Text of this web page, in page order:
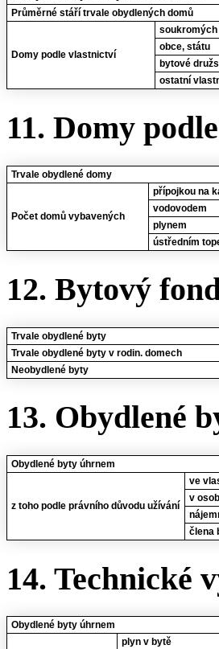
Průměrné stáří trvale obydlených domů
Domy podle vlastnictví
soukromých
obce, státu
bytové
ostatní
11. Domy
Trvale obydlené domy
Počet domů vybavených
přípojkou na
vodovodem
plynem
ústředním
12. Bytový
Trvale obydlené byty
Trvale obydlené byty v rodin. domech
Neobydlené byty
13. Obydlené
Obydlené byty úhrnem
z toho podle právního důvodu užívání
ve
v
člena
14. Technické
Obydlené byty úhrnem
plyn v bytě